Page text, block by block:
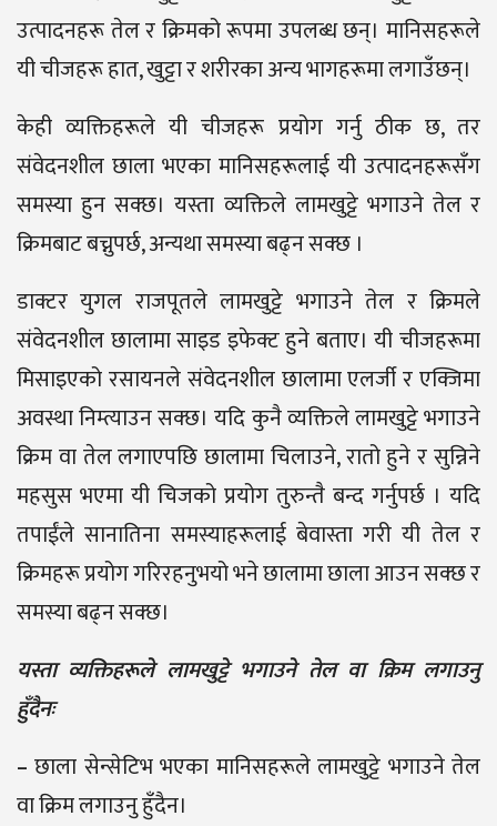
उत्पादनहरू तेल र क्रिमको रूपमा उपलब्ध छन्। मानिसहरूले
यी चीजहरू हात, खुट्टा र शरीरका अन्य भागहरूमा लगाउँछन्।
केही व्यक्तिहरूले यी चीजहरू प्रयोग गर्नु ठीक छ, तर
संवेदनशील छाला भएका मानिसहरूलाई यी उत्पादनहरूसँग
समस्या हुन सक्छ। यस्ता व्यक्तिले लामखुट्टे भगाउने तेल र
क्रिमबाट बच्नुपर्छ, अन्यथा समस्या बढ्न सक्छ ।
डाक्टर युगल राजपूतले लामखुट्टे भगाउने तेल र क्रिमले
संवेदनशील छालामा साइड इफेक्ट हुने बताए। यी चीजहरूमा
मिसाइएको रसायनले संवेदनशील छालामा एलर्जी र एक्जिमा
अवस्था निम्त्याउन सक्छ। यदि कुनै व्यक्तिले लामखुट्टे भगाउने
क्रिम वा तेल लगाएपछि छालामा चिलाउने, रातो हुने र सुन्निने
महसुस भएमा यी चिजको प्रयोग तुरुन्तै बन्द गर्नुपर्छ । यदि
तपाईंले सानातिना समस्याहरूलाई बेवास्ता गरी यी तेल र
क्रिमहरू प्रयोग गरिरहनुभयो भने छालामा छाला आउन सक्छ र
समस्या बढ्न सक्छ।
यस्ता व्यक्तिहरूले लामखुट्टे भगाउने तेल वा क्रिम लगाउनु
हुँदैनः
– छाला सेन्सेटिभ भएका मानिसहरूले लामखुट्टे भगाउने तेल
वा क्रिम लगाउनु हुँदैन।